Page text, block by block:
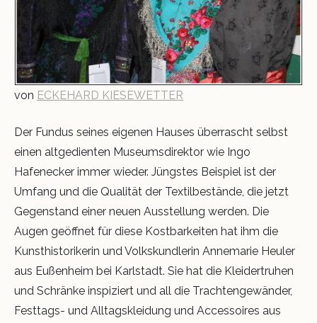
von ECKEHARD KIESEWETTER
Der Fundus seines eigenen Hauses überrascht selbst
einen altgedienten Museumsdirektor wie Ingo
Hafenecker immer wieder. Jüngstes Beispiel ist der
Umfang und die Qualität der Textilbestände, die jetzt
Gegenstand einer neuen Ausstellung werden. Die
Augen geöffnet für diese Kostbarkeiten hat ihm die
Kunsthistorikerin und Volkskundlerin Annemarie Heuler
aus Eußenheim bei Karlstadt. Sie hat die Kleidertruhen
und Schränke inspiziert und all die Trachtengewänder,
Festtags- und Alltagskleidung und Accessoires aus